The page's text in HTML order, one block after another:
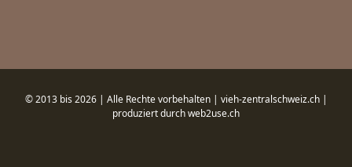
© 2013 bis 2026 | Alle Rechte vorbehalten | vieh-zentralschweiz.ch |
produziert durchweb2use.ch